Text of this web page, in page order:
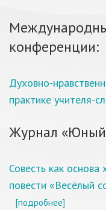
конференции:
Духовно-
практике учителя-
Журнал
Совесть как основа
повести «Весёлый
[подробнее]